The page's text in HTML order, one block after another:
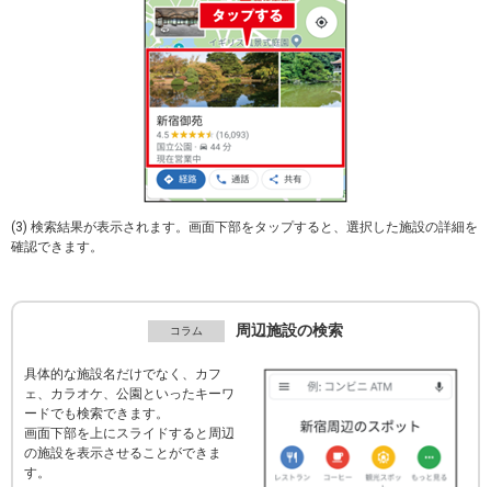
(3) 検索結果が表示されます。画面下部をタップすると、選択した施設の詳細を
確認できます。
周辺施設の検索
具体的な施設名だけでなく、カフ
ェ、カラオケ、公園といったキーワ
ードでも検索できます。
画面下部を上にスライドすると周辺
の施設を表示させることができま
す。